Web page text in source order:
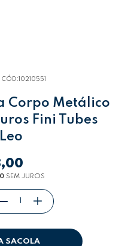
CÓD: 10210551
Corpo Metálico
Fini Tubes
SEM JUROS
SACOLA